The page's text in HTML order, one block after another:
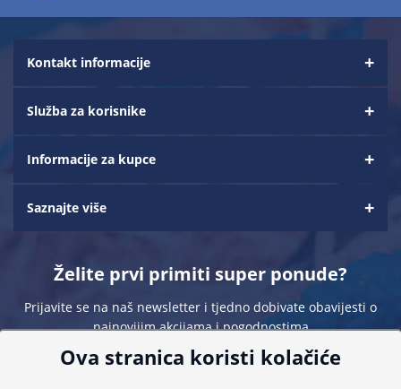
Kontakt informacije
Služba za korisnike
Informacije za kupce
Saznajte više
Želite prvi primiti super ponude?
Prijavite se na naš newsletter i tjedno dobivate obavijesti o
najnovijim akcijama i pogodnostima
Ova stranica koristi kolačiće